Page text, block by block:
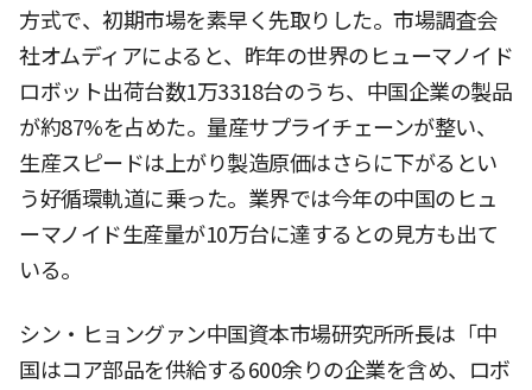
方式で、初期市場を素早く先取りした。市場調査会
社オムディアによると、昨年の世界のヒューマノイド
ロボット出荷台数1万3318台のうち、中国企業の製品
が約87%を占めた。量産サプライチェーンが整い、
生産スピードは上がり製造原価はさらに下がるとい
う好循環軌道に乗った。業界では今年の中国のヒュ
ーマノイド生産量が10万台に達するとの見方も出て
いる。
シン・ヒョングァン中国資本市場研究所所長は「中
国はコア部品を供給する600余りの企業を含め、ロボ